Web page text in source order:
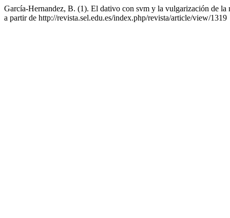
García-Hernandez, B. (1). El dativo con svm y la vulgarización de la
a partir de http://revista.sel.edu.es/index.php/revista/article/view/1319